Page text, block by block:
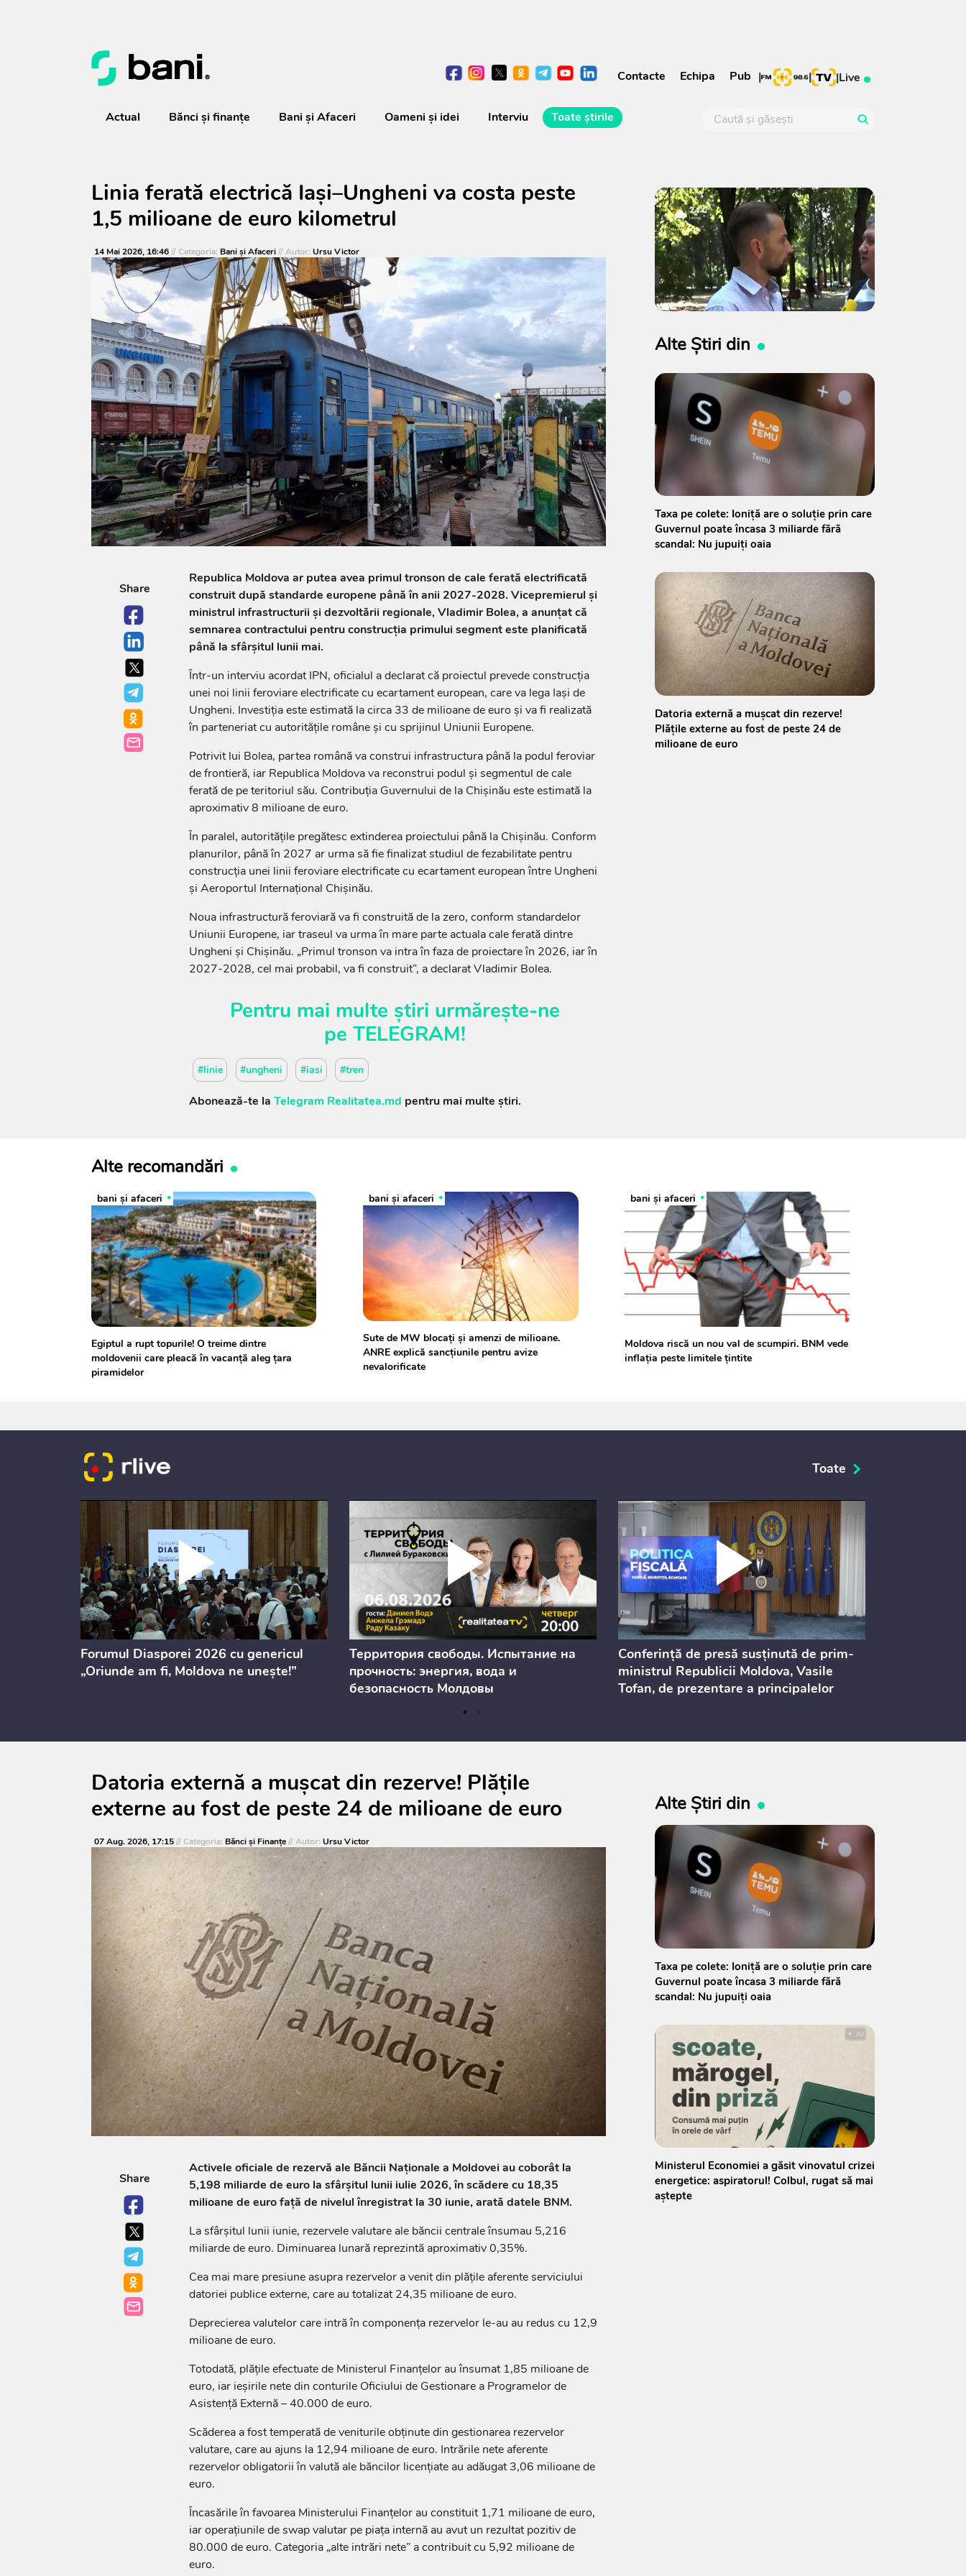
Contacte Echipa Pub | | |Live
Actual Bănci şi finanţe Bani și Afaceri Oameni şi idei Interviu Toate știrile
Linia ferată electrică Iași–Ungheni va costa peste
1,5 milioane de euro kilometrul
14 Mai 2026, 16:46// Categoria: Bani și Afaceri// Autor: Ursu Victor
Share
Republica Moldova ar putea avea primul tronson de cale ferată electrificată
construit după standarde europene până în anii 2027-2028. Vicepremierul și
ministrul infrastructurii și dezvoltării regionale, Vladimir Bolea, a anunțat că
semnarea contractului pentru construcția primului segment este planificată
până la sfârșitul lunii mai.
Într-un interviu acordat IPN, oficialul a declarat că proiectul prevede construcția
unei noi linii feroviare electrificate cu ecartament european, care va lega Iași de
Ungheni. Investiția este estimată la circa 33 de milioane de euro și va fi realizată
în parteneriat cu autoritățile române și cu sprijinul Uniunii Europene.
Potrivit lui Bolea, partea română va construi infrastructura până la podul feroviar
de frontieră, iar Republica Moldova va reconstrui podul și segmentul de cale
ferată de pe teritoriul său. Contribuția Guvernului de la Chișinău este estimată la
aproximativ 8 milioane de euro.
În paralel, autoritățile pregătesc extinderea proiectului până la Chișinău. Conform
planurilor, până în 2027 ar urma să fie finalizat studiul de fezabilitate pentru
construcția unei linii feroviare electrificate cu ecartament european între Ungheni
și Aeroportul Internațional Chișinău.
Noua infrastructură feroviară va fi construită de la zero, conform standardelor
Uniunii Europene, iar traseul va urma în mare parte actuala cale ferată dintre
Ungheni și Chișinău. „Primul tronson va intra în faza de proiectare în 2026, iar în
2027-2028, cel mai probabil, va fi construit”, a declarat Vladimir Bolea.
Pentru mai multe știri urmărește-ne
pe TELEGRAM!
#linie #ungheni #iasi #tren
Abonează-te la Telegram Realitatea.md pentru mai multe știri.
Alte Știri din
Taxa pe colete: Ioniță are o soluție prin care
Guvernul poate încasa 3 miliarde fără
scandal: Nu jupuiți oaia
Datoria externă a mușcat din rezerve!
Plățile externe au fost de peste 24 de
milioane de euro
Alte recomandări
bani și afaceri
Egiptul a rupt topurile! O treime dintre
moldovenii care pleacă în vacanță aleg țara
piramidelor
bani și afaceri
Sute de MW blocați și amenzi de milioane.
ANRE explică sancțiunile pentru avize
nevalorificate
bani și afaceri
Moldova riscă un nou val de scumpiri. BNM vede
inflația peste limitele țintite
Toate
Forumul Diasporei 2026 cu genericul
„Oriunde am fi, Moldova ne unește!”
Территория свободы. Испытание на
прочность: энергия, вода и
безопасность Молдовы
Conferință de presă susținută de prim-
ministrul Republicii Moldova, Vasile
Tofan, de prezentare a principalelor
consultărilor publice
Datoria externă a mușcat din rezerve! Plățile
externe au fost de peste 24 de milioane de euro
07 Aug. 2026, 17:15// Categoria: Bănci şi Finanţe// Autor: Ursu Victor
Share
Activele oficiale de rezervă ale Băncii Naționale a Moldovei au coborât la
5,198 miliarde de euro la sfârșitul lunii iulie 2026, în scădere cu 18,35
milioane de euro față de nivelul înregistrat la 30 iunie, arată datele BNM.
La sfârșitul lunii iunie, rezervele valutare ale băncii centrale însumau 5,216
miliarde de euro. Diminuarea lunară reprezintă aproximativ 0,35%.
Cea mai mare presiune asupra rezervelor a venit din plățile aferente serviciului
datoriei publice externe, care au totalizat 24,35 milioane de euro.
Deprecierea valutelor care intră în componența rezervelor le-au au redus cu 12,9
milioane de euro.
Totodată, plățile efectuate de Ministerul Finanțelor au însumat 1,85 milioane de
euro, iar ieșirile nete din conturile Oficiului de Gestionare a Programelor de
Asistență Externă – 40.000 de euro.
Scăderea a fost temperată de veniturile obținute din gestionarea rezervelor
valutare, care au ajuns la 12,94 milioane de euro. Intrările nete aferente
rezervelor obligatorii în valută ale băncilor licențiate au adăugat 3,06 milioane de
euro.
Încasările în favoarea Ministerului Finanțelor au constituit 1,71 milioane de euro,
iar operațiunile de swap valutar pe piața internă au avut un rezultat pozitiv de
80.000 de euro. Categoria „alte intrări nete” a contribuit cu 5,92 milioane de
euro.
Alte Știri din
Taxa pe colete: Ioniță are o soluție prin care
Guvernul poate încasa 3 miliarde fără
scandal: Nu jupuiți oaia
Ministerul Economiei a găsit vinovatul crizei
energetice: aspiratorul! Colbul, rugat să mai
aștepte